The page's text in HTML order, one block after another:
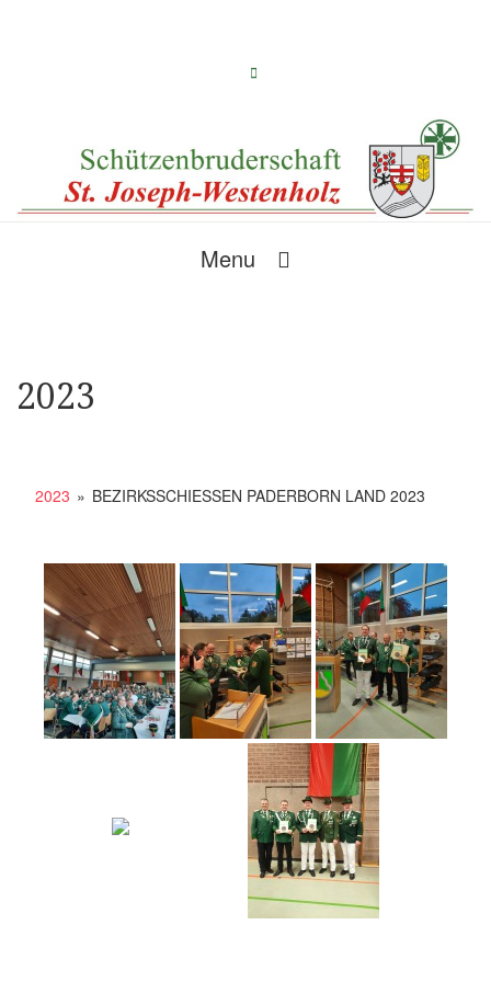
Menu
2023
2023 » BEZIRKSSCHIESSEN PADERBORN LAND 2023